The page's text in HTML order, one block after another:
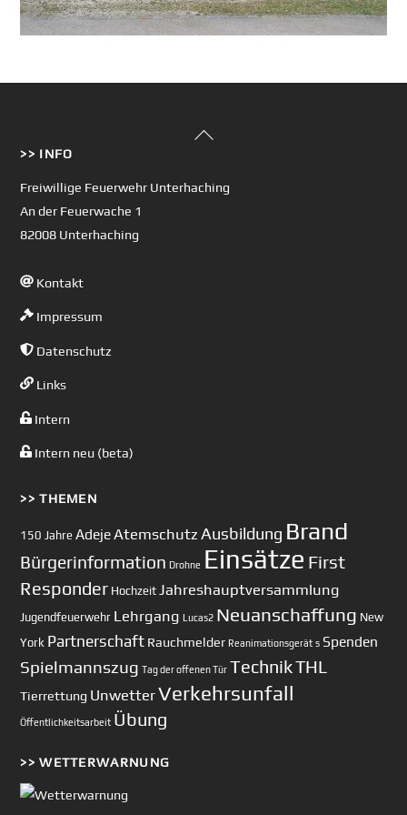
Back
>> INFO
Freiwillige Feuerwehr Unterhaching
An der Feuerwache 1
82008 Unterhaching
Kontakt
Impressum
Datenschutz
Links
Intern
Intern neu (beta)
>> THEMEN
150 Jahre AdejeAtemschutz Ausbildung Brand
Bürgerinformation Drohne Einsätze First
Responder Hochzeit Jahreshauptversammlung
Jugendfeuerwehr Lehrgang Lucas2 Neuanschaffung New
York Partnerschaft Rauchmelder Reanimationsgerät s Spenden
Spielmannszug Tag der offenen Tür TechnikTHL
Tierrettung UnwetterVerkehrsunfall
Öffentlichkeitsarbeit Übung
>> WETTERWARNUNG